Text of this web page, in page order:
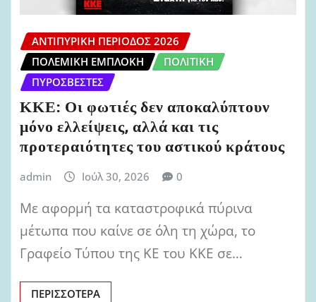
ΑΝΤΙΠΥΡΙΚΉ ΠΕΡΊΟΔΟΣ 2026
ΠΟΛΕΜΙΚΉ ΕΜΠΛΟΚΉ
ΠΟΛΙΤΙΚΉ
ΠΥΡΟΣΒΈΣΤΕΣ
ΚΚΕ: Οι φωτιές δεν αποκαλύπτουν
μόνο ελλείψεις, αλλά και τις
προτεραιότητες του αστικού κράτους
admin Ιούλ 30, 2026 0
Με αφορμή τα καταστροφικά πύρινα
μέτωπα που καίνε σε όλη τη χώρα, το
Γραφείο Τύπου της ΚΕ του ΚΚΕ σε…
ΠΕΡΙΣΣΌΤΕΡΑ